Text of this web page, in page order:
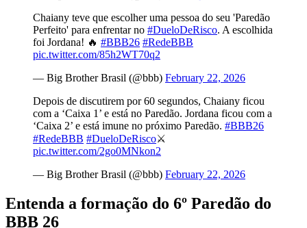
Chaiany teve que escolher uma pessoa do seu 'Paredão
Perfeito' para enfrentar no #DueloDeRisco. A escolhida
foi Jordana! 🔥 #BBB26 #RedeBBB
pic.twitter.com/85h2WT70q2
— Big Brother Brasil (@bbb) February 22, 2026
Depois de discutirem por 60 segundos, Chaiany ficou
com a ‘Caixa 1’ e está no Paredão. Jordana ficou com a
‘Caixa 2’ e está imune no próximo Paredão. #BBB26
#RedeBBB #DueloDeRisco⚔️
pic.twitter.com/2go0MNkon2
— Big Brother Brasil (@bbb) February 22, 2026
Entenda a formação do 6º Paredão do
BBB 26